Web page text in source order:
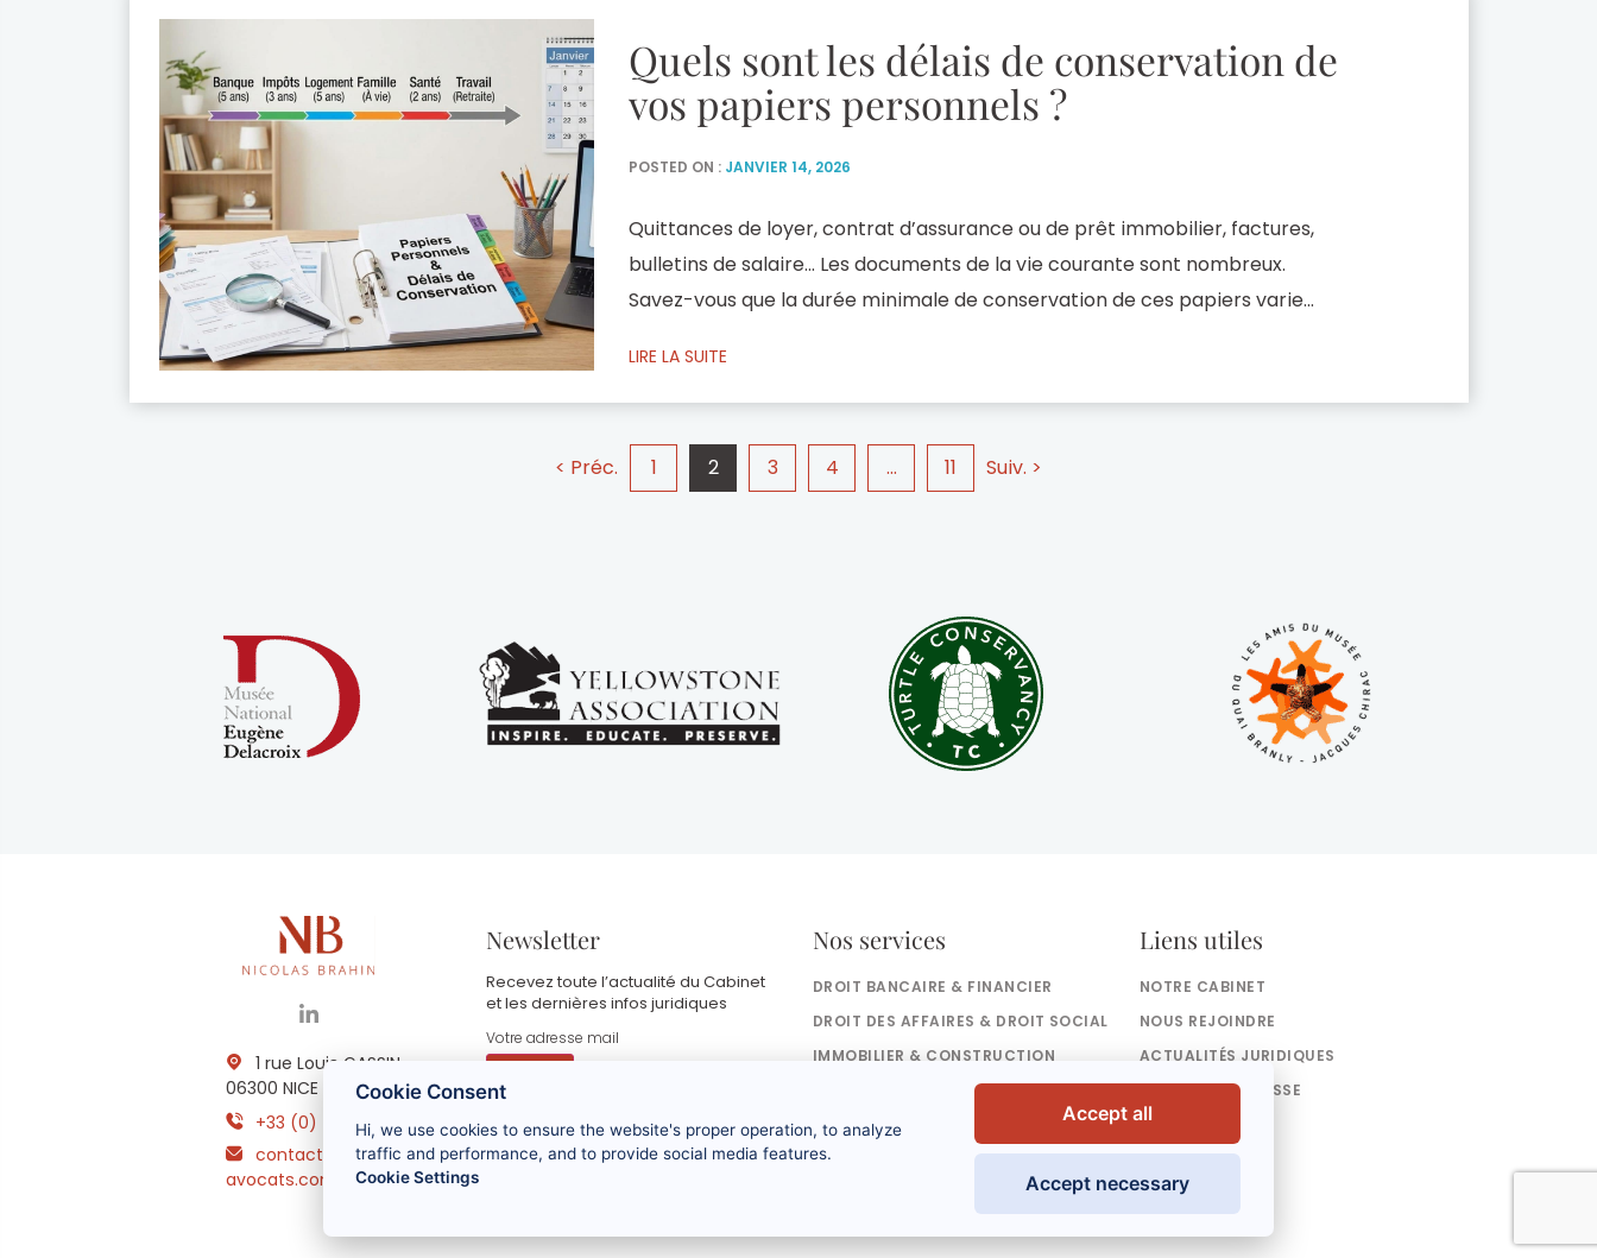
Quels sont les délais de conservation de
vos papiers personnels ?
POSTED ON : JANVIER 14, 2026
Quittances de loyer, contrat d’assurance ou de prêt immobilier, factures,
bulletins de salaire… Les documents de la vie courante sont nombreux.
Savez-vous que la durée minimale de conservation de ces papiers varie
?Tour d’horizon des délais de conservation. Table des matières Pourquoi […]
LIRE LA SUITE
< Préc. 1 2 3 4 … 11 Suiv. >
1 rue Louis GASSIN -
06300 NICE
+33 (0) 4 93 83 08 76
contact@brahin-
avocats.com
Newsletter
Recevez toute l’actualité du Cabinet
et les dernières infos juridiques
En soumettant ce formulaire, j'accepte que
les informations saisies soient utilisées dans
le cadre de ma demande et de la relation
Nos services
DROIT BANCAIRE & FINANCIER
DROIT DES AFFAIRES & DROIT SOCIAL
IMMOBILIER & CONSTRUCTION
DROIT DES SUCCESSIONS
Liens utiles
NOTRE CABINET
NOUS REJOINDRE
ACTUALITÉS JURIDIQUES
ARTICLES DE PRESSE
CONTACT
BLOG
Cookie Consent
Hi, we use cookies to ensure the website's proper operation, to analyze
traffic and performance, and to provide social media features.
Cookie Settings
Accept all
Accept necessary